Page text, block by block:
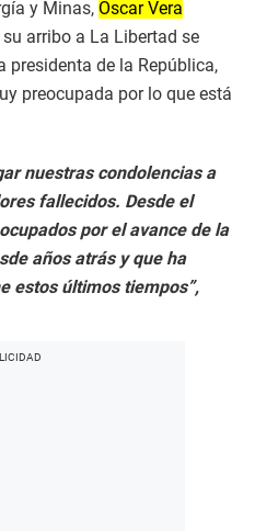
y Minas, Óscar Vera
arribo a La Libertad se
presidenta de la República,
preocupada por lo que está
nuestras condolencias a
fallecidos. Desde el
por el avance de la
años atrás y que ha
estos últimos tiempos”,